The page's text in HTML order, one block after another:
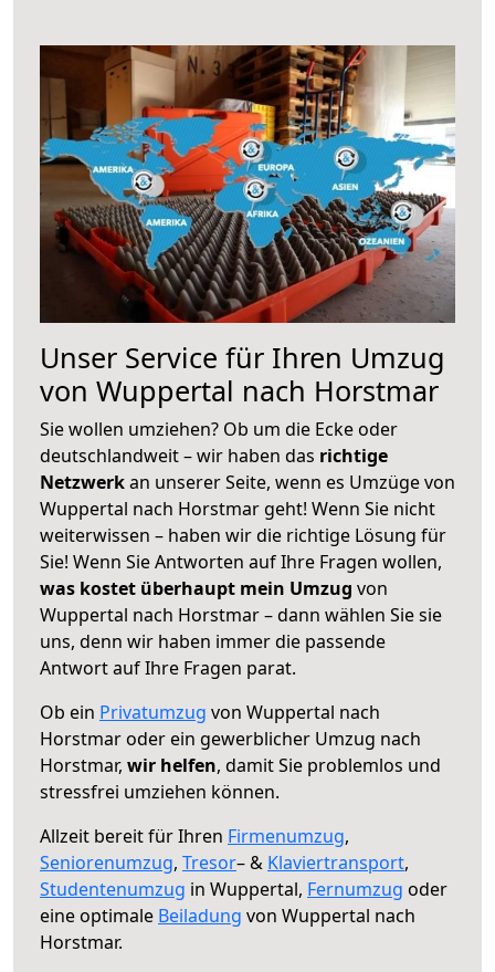
Unser Service für Ihren Umzug
von Wuppertal nach Horstmar
Sie wollen umziehen? Ob um die Ecke oder
deutschlandweit – wir haben das richtige
Netzwerkan unserer Seite, wenn es Umzüge von
Wuppertal nach Horstmar geht! Wenn Sie nicht
weiterwissen – haben wir die richtige Lösung für
Sie! Wenn Sie Antworten auf Ihre Fragen wollen,
was kostet überhaupt mein Umzug von
Wuppertal nach Horstmar – dann wählen Sie sie
uns, denn wir haben immer die passende
Antwort auf Ihre Fragen parat.
Ob ein Privatumzug von Wuppertal nach
Horstmar oder ein gewerblicher Umzug nach
Horstmar, wir helfen, damit Sie problemlos und
stressfrei umziehen können.
Allzeit bereit für Ihren Firmenumzug,
Seniorenumzug, Tresor– & Klaviertransport,
Studentenumzug in Wuppertal, Fernumzug oder
eine optimale Beiladung von Wuppertal nach
Horstmar.